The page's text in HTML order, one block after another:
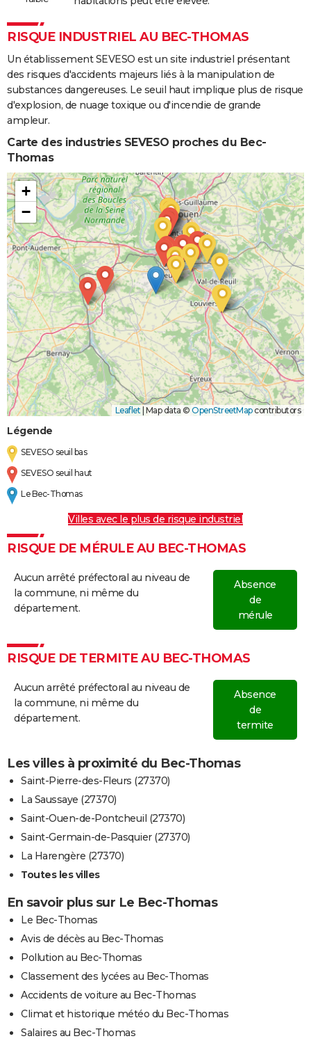
RISQUE INDUSTRIEL AU BEC-THOMAS
Un établissement SEVESO est un site industriel présentant
des risques d'accidents majeurs liés à la manipulation de
substances dangereuses. Le seuil haut implique plus de risque
d'explosion, de nuage toxique ou d'incendie de grande
ampleur.
Carte des industries SEVESO proches du Bec-
Thomas
+
−
Leaflet Map data © OpenStreetMapcontributors
Légende
SEVESO seuil bas
SEVESO seuil haut
Le Bec-Thomas
Villes avec le plus de risque industriel
RISQUE DE MÉRULE AU BEC-THOMAS
Aucun arrêté préfectoral au niveau de
la commune, ni même du
département.
Absence
de
mérule
RISQUE DE TERMITE AU BEC-THOMAS
Aucun arrêté préfectoral au niveau de
la commune, ni même du
département.
Absence
de
termite
Les villes à proximité du Bec-Thomas
Saint-Pierre-des-Fleurs (27370)
La Saussaye (27370)
Saint-Ouen-de-Pontcheuil (27370)
Saint-Germain-de-Pasquier (27370)
La Harengère (27370)
Toutes les villes
En savoir plus sur Le Bec-Thomas
Le Bec-Thomas
Avis de décès au Bec-Thomas
Pollution au Bec-Thomas
Classement des lycées au Bec-Thomas
Accidents de voiture au Bec-Thomas
Climat et historique météo du Bec-Thomas
Salaires au Bec-Thomas